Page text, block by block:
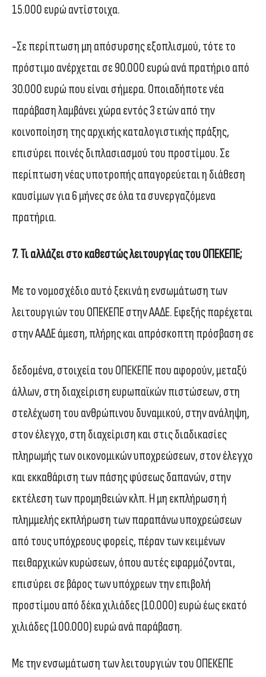
15.000 ευρώ αντίστοιχα.
-Σε περίπτωση μη απόσυρσης εξοπλισμού, τότε το
πρόστιμο ανέρχεται σε 90.000 ευρώ ανά πρατήριο από
30.000 ευρώ που είναι σήμερα. Οποιαδήποτε νέα
παράβαση λαμβάνει χώρα εντός 3 ετών από την
κοινοποίηση της αρχικής καταλογιστικής πράξης,
επισύρει ποινές διπλασιασμού του προστίμου. Σε
περίπτωση νέας υποτροπής απαγορεύεται η διάθεση
καυσίμων για 6 μήνες σε όλα τα συνεργαζόμενα
πρατήρια.
7. Τι αλλάζει στο καθεστώς λειτουργίας του ΟΠΕΚΕΠΕ;
Με το νομοσχέδιο αυτό ξεκινά η ενσωμάτωση των
λειτουργιών του ΟΠΕΚΕΠΕ στην ΑΑΔΕ. Εφεξής παρέχεται
στην ΑΑΔΕ άμεση, πλήρης και απρόσκοπτη πρόσβαση σε
δεδομένα, στοιχεία του ΟΠΕΚΕΠΕ που αφορούν, μεταξύ
άλλων, στη διαχείριση ευρωπαϊκών πιστώσεων, στη
στελέχωση του ανθρώπινου δυναμικού, στην ανάληψη,
στον έλεγχο, στη διαχείριση και στις διαδικασίες
πληρωμής των οικονομικών υποχρεώσεων, στον έλεγχο
και εκκαθάριση των πάσης φύσεως δαπανών, στην
εκτέλεση των προμηθειών κλπ. Η μη εκπλήρωση ή
πλημμελής εκπλήρωση των παραπάνω υποχρεώσεων
από τους υπόχρεους φορείς, πέραν των κειμένων
πειθαρχικών κυρώσεων, όπου αυτές εφαρμόζονται,
επισύρει σε βάρος των υπόχρεων την επιβολή
προστίμου από δέκα χιλιάδες (10.000) ευρώ έως εκατό
χιλιάδες (100.000) ευρώ ανά παράβαση.
Με την ενσωμάτωση των λειτουργιών του ΟΠΕΚΕΠΕ